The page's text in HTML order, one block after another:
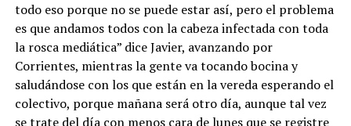
todo eso porque no se puede estar así, pero el problema
es que andamos todos con la cabeza infectada con toda
la rosca mediática” dice Javier, avanzando por
Corrientes, mientras la gente va tocando bocina y
saludándose con los que están en la vereda esperando el
colectivo, porque mañana será otro día, aunque tal vez
se trate del día con menos cara de lunes que se registre